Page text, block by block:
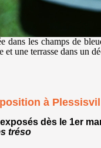
dans les champs de
une terrasse dans un
à
tréso